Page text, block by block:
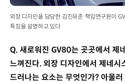
외장 디자인을 담당한 김진유준 책임연구원이
특징을 설명하고 있다
Q. 새로워진 GV80는 곳곳에서 제
느껴진다. 외장 디자인에서 제네시
드러나는 요소는 무엇인가? 아울